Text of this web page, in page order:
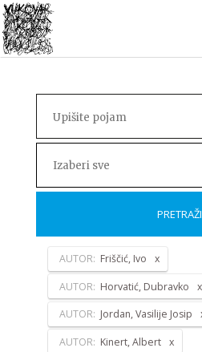
Izaberi sve
PRETRAŽI
AUTOR: Friščić, Ivo
AUTOR: Horvatić, Dubravko
AUTOR: Jordan, Vasilije Josip
AUTOR: Kinert, Albert